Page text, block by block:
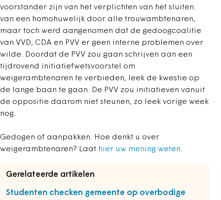
voorstander zijn van het verplichten van het sluiten
van een homohuwelijk door alle trouwambtenaren,
maar toch werd aangenomen dat de gedoogcoalitie
van VVD, CDA en PVV er geen interne problemen over
wilde. Doordat de PVV zou gaan schrijven aan een
tijdrovend initiatiefwetsvoorstel om
weigerambtenaren te verbieden, leek de kwestie op
de lange baan te gaan. De PVV zou initiatieven vanuit
de oppositie daarom niet steunen, zo leek vorige week
nog.
Gedogen of aanpakken. Hoe denkt u over
weigerambtenaren? Laat hier uw mening weten.
Gerelateerde artikelen
Studenten checken gemeente op overbodige